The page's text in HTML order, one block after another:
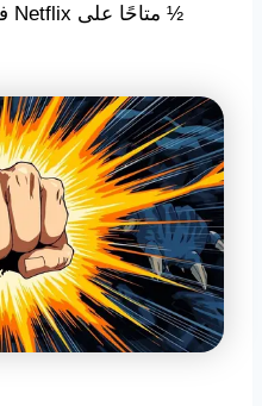
½ متاحًا على Netflix في أكتوبر 2025.